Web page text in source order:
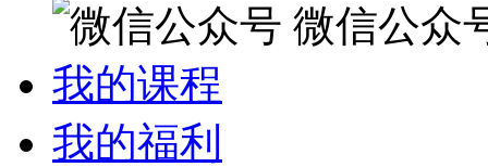
微信公众
我的课程
我的福利